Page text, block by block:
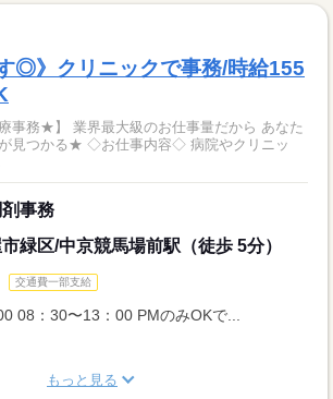
◎》クリニックで事務/時給155
事務★】 業界最大級のお仕事量だから あなた
内容◇ 病院やクリニッ
事務
緑区/中京競馬場前駅（徒歩 5分）
交通費一部支給
08：30〜13：00 PMのみOKで...
もっと見る